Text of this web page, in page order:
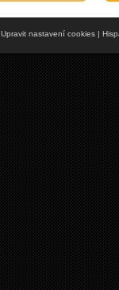
Upravit nastavení cookies|